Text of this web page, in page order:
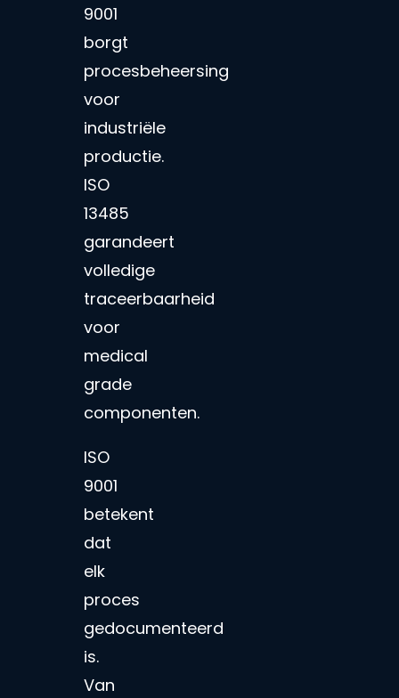
9001
borgt
procesbeheersing
voor
industriële
productie.
ISO
13485
garandeert
volledige
traceerbaarheid
voor
medical
grade
componenten.
ISO
9001
betekent
dat
elk
proces
gedocumenteerd
is.
Van